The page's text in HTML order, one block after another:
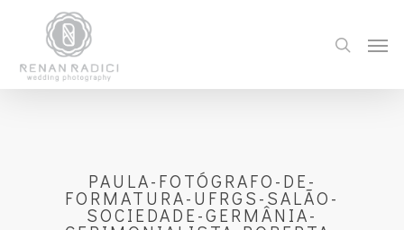
PAULA-FOTÓGRAFO-DE-
FORMATURA-UFRGS-SALÃO-
SOCIEDADE-GERMÂNIA-